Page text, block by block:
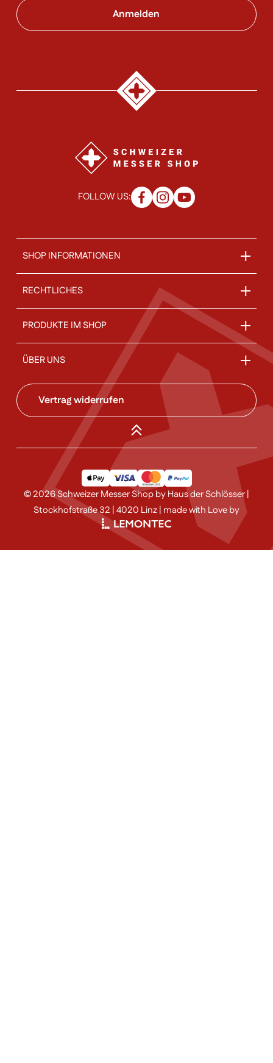
FOLLOW US:
SHOP INFORMATIONEN
RECHTLICHES
PRODUKTE IM SHOP
ÜBER UNS
Vertrag widerrufen
© 2026 Schweizer Messer Shop by Haus der Schlösser |
Stockhofstraße 32 | 4020 Linz | made with Love by